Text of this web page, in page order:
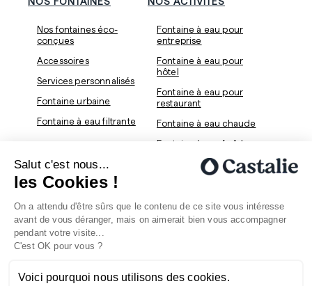
Salut c'est nous...
les Cookies !
On a attendu d'être sûrs que le contenu de ce site vous intéresse
avant de vous déranger, mais on aimerait bien vous accompagner
pendant votre visite...
C'est OK pour vous ?
Voici pourquoi nous utilisons des cookies.
Nos fontaines éco-
conçues
Accessoires
Services personnalisés
Fontaine urbaine
Fontaine à eau filtrante
Fontaine à eau pour
entreprise
Fontaine à eau pour
hôtel
Fontaine à eau pour
restaurant
Fontaine à eau chaude
Fontaine à eau fraîche
Fontaine à eau
QUI SOMMES-NOUS
Podcast
Nous rejoindre
Contact